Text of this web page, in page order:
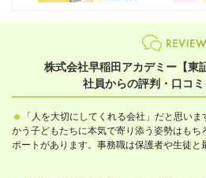
株式会社早稲田アカデミー【東
社員からの評判・口コミ
「人を大切にしてくれる会社」だと思い
かう子どもたちに本気で寄り添う姿勢はもち
ポートがあります。事務職は保護者や生徒と
を感じる場面もありますが、いつも周りが